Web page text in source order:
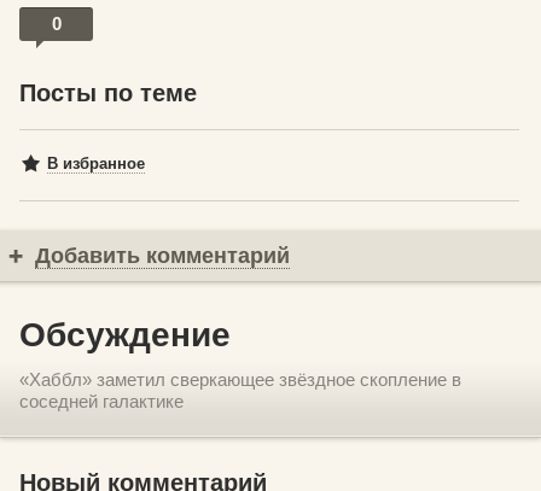
0
Посты по теме
В избранное
Добавить комментарий
Обсуждение
«Хаббл» заметил сверкающее звёздное скопление в
соседней галактике
Новый комментарий